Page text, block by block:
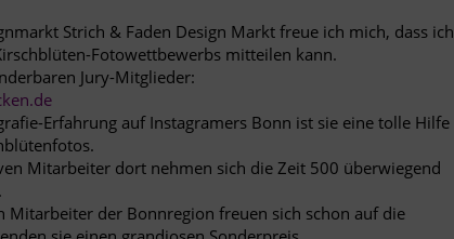
Strich & Faden Design Markt freue ich mich, dass ich
Fotowettbewerbs mitteilen kann.
Jury-Mitglieder:
Erfahrung auf Instagramers Bonn ist sie eine tolle Hilfe
Mitarbeiter dort nehmen sich die Zeit 500 überwiegend
Mitarbeiter der Bonnregion freuen sich schon auf die